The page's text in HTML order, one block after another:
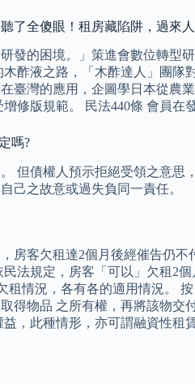
了全傻眼！租房藏陷阱，過來
發的困境。」策進會數位轉
酢液之路，「木酢達人」團
臺灣的應用，企圖學日本從
修版規範。 民法440條 會員
嗎?
但債權人預示拒絕受領之意
己之故意或過失負同一責任。
房客欠租達2個月後經催告仍
法規定，房客「可以」欠租2
情況，各有各的適用情況。
得物品 之所有權，再將該物
，此種情形，亦可謂融資性